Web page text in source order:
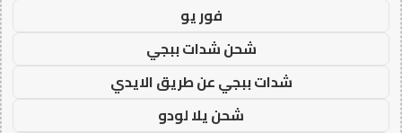
فور يو
شحن شدات ببجي
شدات ببجي عن طريق الايدي
شحن يلا لودو